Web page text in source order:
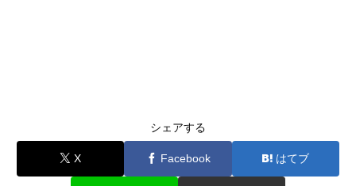
シェアする
X Facebook はてブ